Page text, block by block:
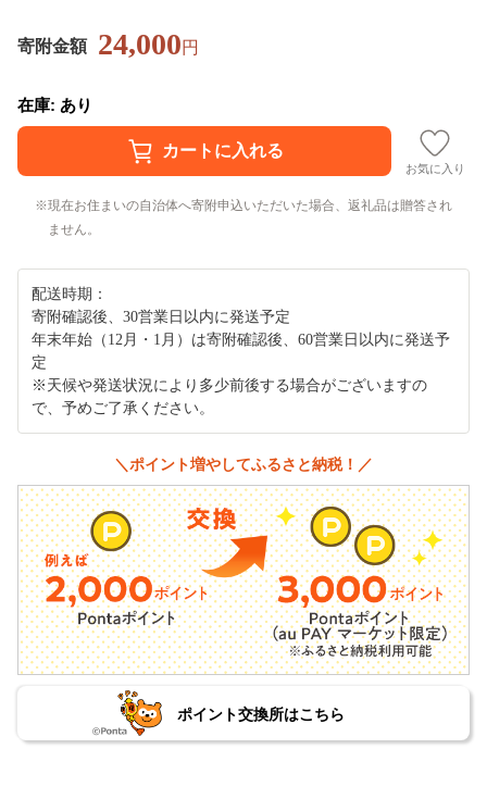
寄附金額 24,000円
在庫: あり
お気に入り
現在お住まいの自治体へ寄附申込いただいた場合、返礼品は贈答され
ません。
配送時期：
寄附確認後、30営業日以内に発送予定
年末年始（12月・1月）は寄附確認後、60営業日以内に発送予
定
※天候や発送状況により多少前後する場合がございますの
で、予めご了承ください。
＼ポイント増やしてふるさと納税！／
ポイント交換所はこちら